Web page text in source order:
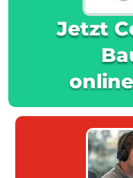
Jetzt